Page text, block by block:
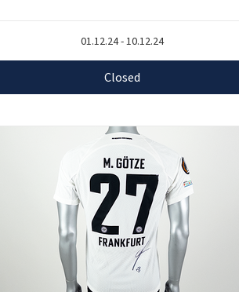
01.12.24 - 10.12.24
Closed